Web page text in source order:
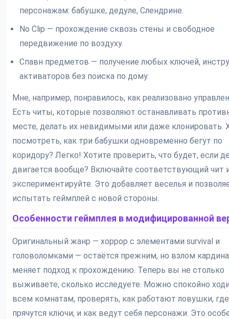
персонажам: бабушке, дедуле, Слендрине.
No Clip — прохождение сквозь стены и свободное
передвижение по воздуху.
Спавн предметов — получение любых ключей,
активаторов без поиска по дому.
Мне, например, понравилось, как реализовано
Есть читы, которые позволяют останавливать
месте, делать их невидимыми или даже клонировать.
посмотреть, как три бабушки одновременно бегут по
коридору? Легко! Хотите проверить, что будет, если
двигается вообще? Включайте соответствующий чит
экспериментируйте. Это добавляет веселья и
испытать геймплей с новой стороны.
Особенности геймплея в модифицированной
Оригинальный жанр — хоррор с элементами survival и
головоломками — остаётся прежним, но взлом
меняет подход к прохождению. Теперь вы не столько
выживаете, сколько исследуете. Можно спокойно
всем комнатам, проверять, как работают ловушки, где
прячутся ключи, и как ведут себя персонажи. Это